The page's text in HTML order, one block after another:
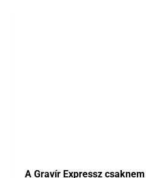
A Gravír Expressz